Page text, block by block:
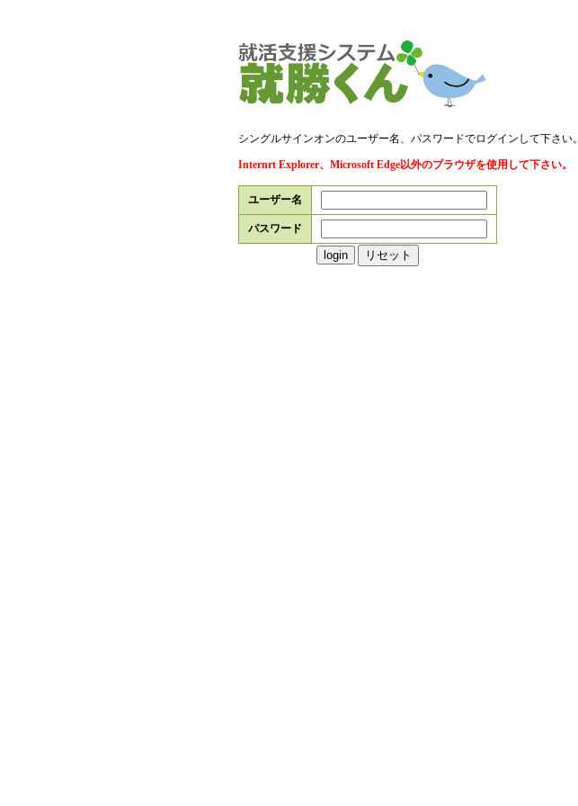
シングルサインオンのユーザー名、パスワードでログインして下さい。
Internrt Explorer、Microsoft Edge以外のブラウザを使用して下さい。
ユーザー名
パスワード